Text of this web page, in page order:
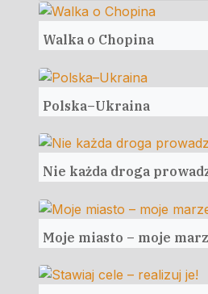
Walka o Chopina
Polska–Ukraina
Nie każda droga
Moje miasto – moje